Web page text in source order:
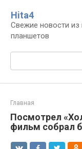
контенту
Нita4
Свежие новости из
планшетов
Поиск:
Главная
Посмотрел
фильм собрал